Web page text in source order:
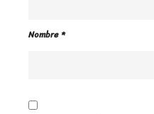
Nombre*